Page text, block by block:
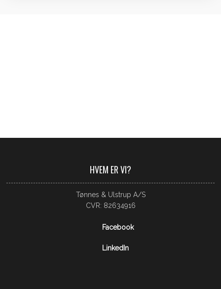
​​HVEM ER VI?​
Tønnes & Ulstrup A/S
CVR: 82634916​
Facebook
LinkedIn